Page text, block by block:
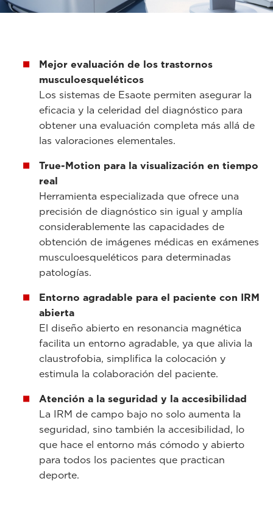
Mejor evaluación de los trastornos
musculoesqueléticos
Los sistemas de Esaote permiten asegurar la
eficacia y la celeridad del diagnóstico para
obtener una evaluación completa más allá de
las valoraciones elementales.
True-Motion para la visualización en tiempo
real
Herramienta especializada que ofrece una
precisión de diagnóstico sin igual y amplía
considerablemente las capacidades de
obtención de imágenes médicas en exámenes
musculoesqueléticos para determinadas
patologías.
Entorno agradable para el paciente con IRM
abierta
El diseño abierto en resonancia magnética
facilita un entorno agradable, ya que alivia la
claustrofobia, simplifica la colocación y
estimula la colaboración del paciente.
Atención a la seguridad y la accesibilidad
La IRM de campo bajo no solo aumenta la
seguridad, sino también la accesibilidad, lo
que hace el entorno más cómodo y abierto
para todos los pacientes que practican
deporte.